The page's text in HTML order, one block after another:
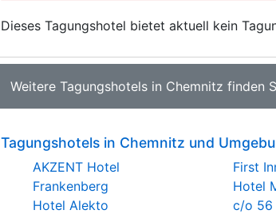
Dieses Tagungshotel bietet aktuell kein
Weitere Tagungshotels in Chemnitz finden
Tagungshotels in Chemnitz und
AKZENT Hotel
Frankenberg
Hotel Alekto
First
Hotel
c/o 56